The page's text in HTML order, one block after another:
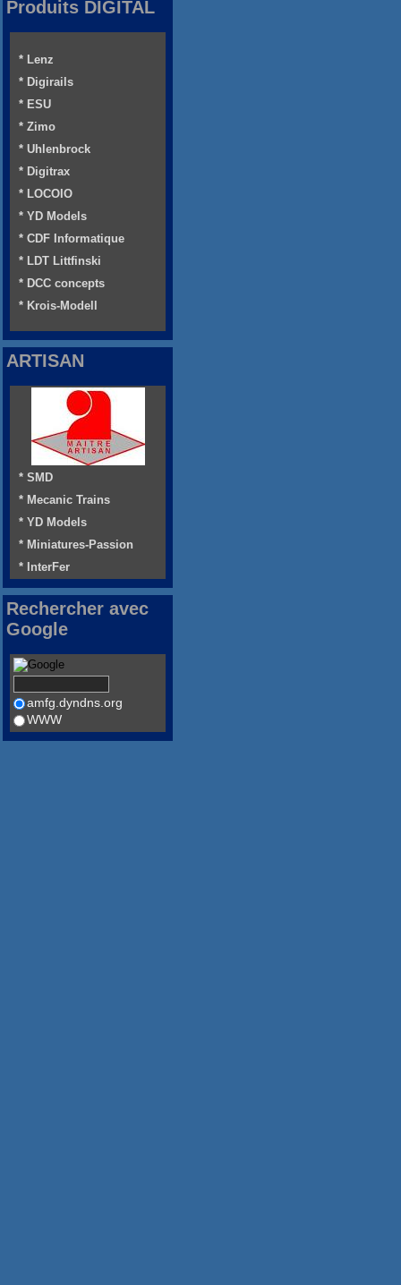
Produits DIGITAL
* Lenz
* Digirails
* ESU
* Zimo
* Uhlenbrock
* Digitrax
* LOCOIO
* YD Models
* CDF Informatique
* LDT Littfinski
* DCC concepts
* Krois-Modell
ARTISAN
* SMD
* Mecanic Trains
* YD Models
* Miniatures-Passion
* InterFer
Rechercher avec
Google
amfg.dyndns.org
WWW